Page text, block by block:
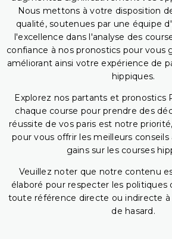
Nous mettons à votre disposition
qualité, soutenues par une équipe
l'excellence dans l'analyse des
confiance à nos pronostics pour vous
améliorant ainsi votre expérience de
hippiques.
Explorez nos partants et pronostics
chaque course pour prendre des
réussite de vos paris est notre
pour vous offrir les meilleurs
gains sur les courses
Veuillez noter que notre contenu
élaboré pour respecter les politiques
toute référence directe ou indirecte
de hasard.